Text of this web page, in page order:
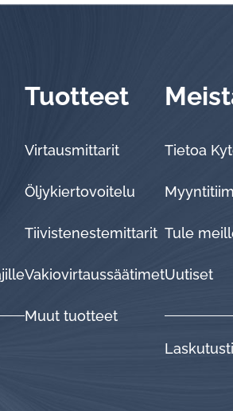
Tuotteet
Virtausmittarit
Öljykiertovoitelu
Tiivistenestemittarit
Vakiovirtaussäätimet
Muut tuotteet
Tietoa
Tule
Uutiset